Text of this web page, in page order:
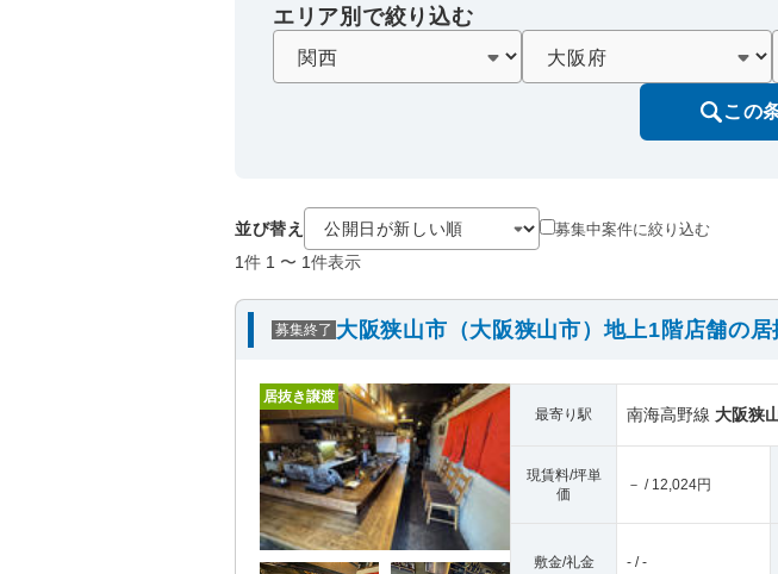
エリア別で絞り込む
この
並び替え 募集中案件に絞り込む
1件 1 〜 1件表示
募集終了 大阪狭山市（大阪狭山市）地上1階店舗の
居抜き譲渡
最寄り駅 南海高野線 大阪狭
現賃料/坪単
価
－ / 12,024円
敷金/礼金 - / -